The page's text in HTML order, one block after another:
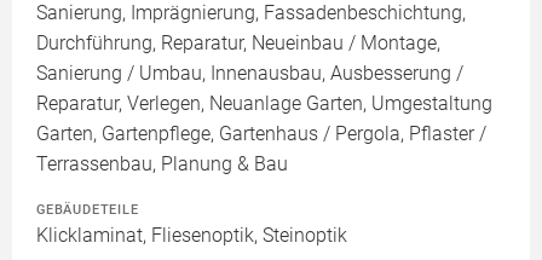
Sanierung, Imprägnierung, Fassadenbeschichtung,
Durchführung, Reparatur, Neueinbau / Montage,
Sanierung / Umbau, Innenausbau, Ausbesserung /
Reparatur, Verlegen, Neuanlage Garten, Umgestaltung
Garten, Gartenpflege, Gartenhaus / Pergola, Pflaster /
Terrassenbau, Planung & Bau
GEBÄUDETEILE
Klicklaminat, Fliesenoptik, Steinoptik